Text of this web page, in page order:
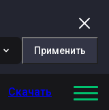
Применить
Скачать